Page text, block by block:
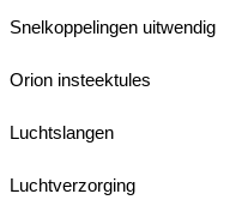
Snelkoppelingen uitwendig
Orion insteektules
Luchtslangen
Luchtverzorging